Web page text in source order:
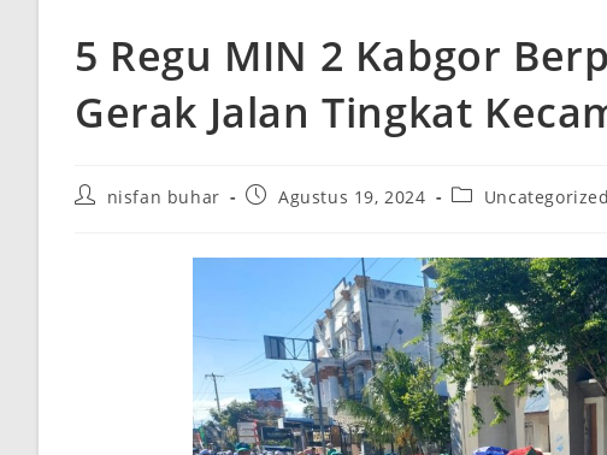
5 Regu MIN 2 Kabgor
Gerak Jalan Tingkat
Postnisfan buhar
PostAgustus 19, 2024
PostUncategorized